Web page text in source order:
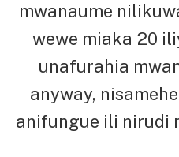
mwanaume
wewe miaka 20
unafurahia
anyway,
anifungue ili nirudi